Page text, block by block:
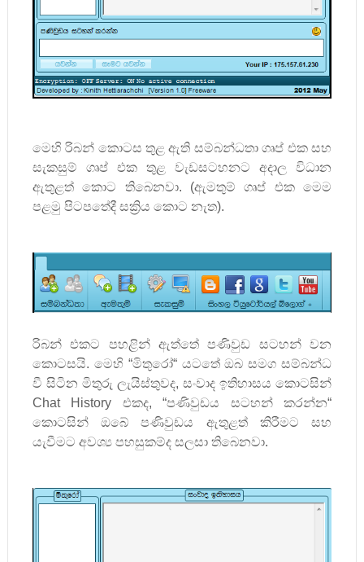
මෙහි රිබන් කොටස තුළ ඇති සම්බන්ධතා ගෘප් එක සහ
සැකසුම් ගෘප් එක තුළ වැඩසටහනට අදාල විධාන
ඇතුළත් කොට තිබෙනවා. (ඇමතුම් ගෘප් එක මෙම
පළමු පිටපතේදී සක්‍රිය කොට නැත).
රිබන් එකට පහළින් ඇත්තේ පණිවුඩ සටහන් වන
කොටසයි. මෙහි “මිතුරෝ“ යටතේ ඔබ සමග සම්බන්ධ
වී සිටින මිතුරු ලැයිස්තුවද,සංවාද ඉතිහාසය කොටසින්
Chat History එකද,“පණිවුඩය සටහන් කරන්න“
කොටසින් ඔබේ පණිවුඩය ඇතුළත් කිරීමට සහ
යැවීමට අවශ්‍ය පහසුකම්ද සලසා තිබෙනවා.